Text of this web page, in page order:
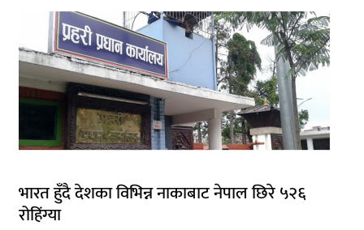
भारत हुँदै देशका विभिन्न नाकाबाट नेपाल छिरे ५२६
रोहिंग्या